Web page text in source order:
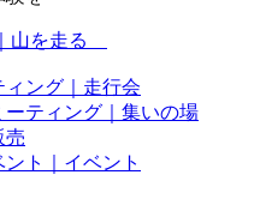
山を走る
ング｜走行会
ーティング｜集いの場
売
ト｜イベント